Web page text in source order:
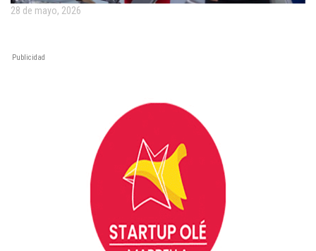
28 de mayo, 2026
Publicidad